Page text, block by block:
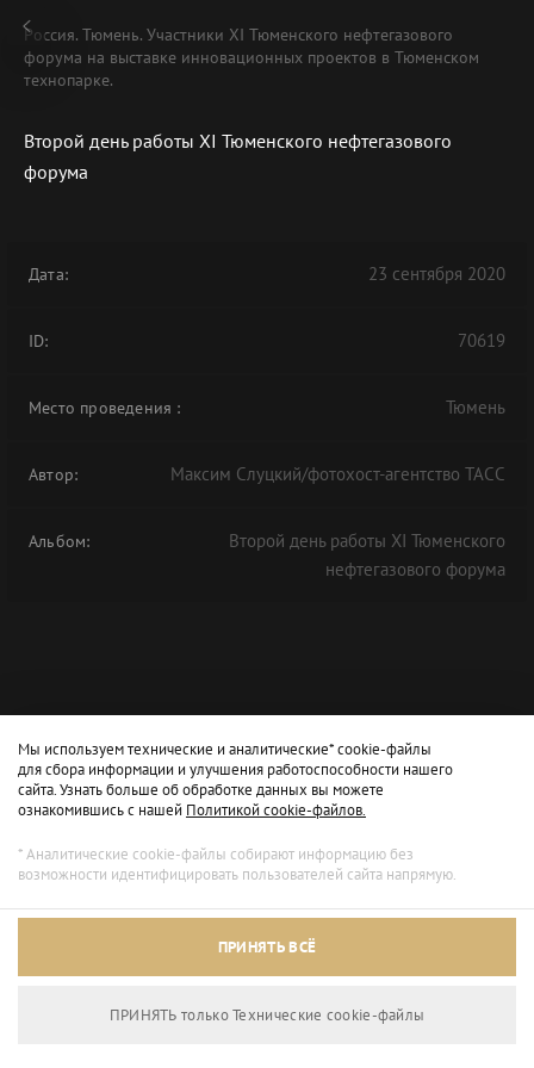
Россия. Тюмень. Участники XI Тюменского нефтегазового
форума на выставке инновационных проектов в Тюменском
технопарке.
Второй день работы XI Тюменского нефтегазового
форума
Дата: 23 сентября 2020
ID: 70619
Место проведения : Тюмень
Автор: Максим Слуцкий/фотохост-агентство ТАСС
Альбом:
Второй день работы XI Тюменского
нефтегазового форума
Мы используем технические и аналитические* cookie-файлы
для сбора информации и улучшения работоспособности нашего
сайта. Узнать больше об обработке данных вы можете
ознакомившись с нашей Политикой cookie-файлов.
* Аналитические cookie-файлы собирают информацию без
возможности идентифицировать пользователей сайта напрямую.
ПРИНЯТЬ ВСЁ
ПРИНЯТЬ только Технические сookie-файлы